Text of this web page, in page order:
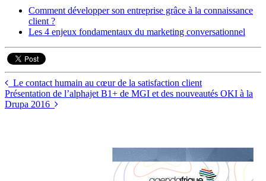
Comment développer son entreprise grâce à la connaissance
client ?
Les 4 enjeux fondamentaux du marketing conversationnel
Le contact humain au cœur de la satisfaction client
Présentation de l’alphajet B1+ de MGI et des nouveautés OKI à la
Drupa 2016